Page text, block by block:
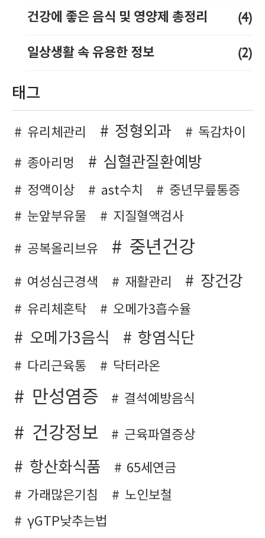
건강에 좋은 음식 및 영양제 총정리 (4)
일상생활 속 유용한 정보 (2)
태그
유리체관리 정형외과 독감차이
종아리멍 심혈관질환예방
정액이상 ast수치
중년무릎통증
눈앞부유물
지질혈액검사
공복올리브유 중년건강
여성심근경색 재활관리 장건강
유리체혼탁 오메가3흡수율
오메가3음식 항염식단
다리근육통 닥터라온
만성염증 결석예방음식
건강정보 근육파열증상
항산화식품
65세연금
가래많은기침
노인보철
γGTP낮추는법